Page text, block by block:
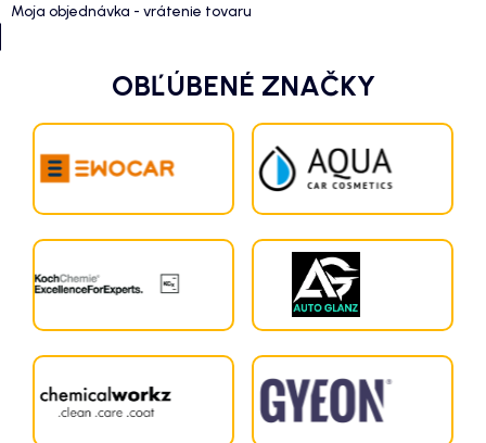
Moja objednávka - vrátenie tovaru
OBĽÚBENÉ ZNAČKY